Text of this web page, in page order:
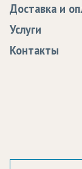
Статьи
Программа
Сертификаты
Судебные
Политика
Согласие на
Доставка и
Доставка
Оплата
Услуги
Образцы
Контакты